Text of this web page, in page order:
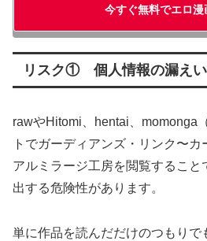
今すぐ無料でエロ漫
リスク① 個人情報の漏えい
rawやHitomi、hentai、momonga
トでガーディアンズ・リンク〜カ
アルミラージ工房を閲覧するこ
出する危険性があります。
単に作品を読んだだけのつもりで